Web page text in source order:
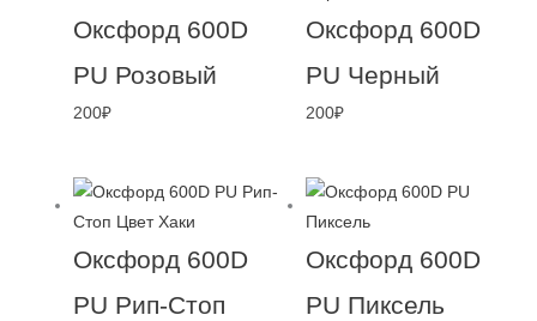
Оксфорд 600D
PU Розовый
200₽
Оксфорд 600D
PU Черный
200₽
Оксфорд 600D
PU Рип-Стоп
Оксфорд 600D
PU Пиксель